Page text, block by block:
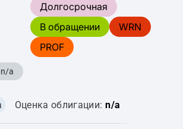
Долгосрочная
В обращении
WRN
PROF
n/a
Оценка облигации: n/a